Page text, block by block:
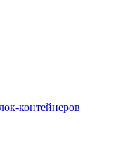
контейнеров